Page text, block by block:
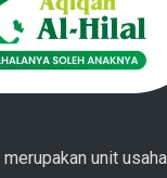
merupakan unit